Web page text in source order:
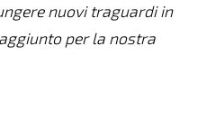
nuovi traguardi in
per la nostra